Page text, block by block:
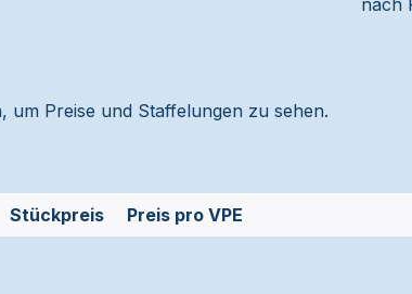
nach
um Preise und Staffelungen zu sehen.
Stückpreis Preis pro VPE